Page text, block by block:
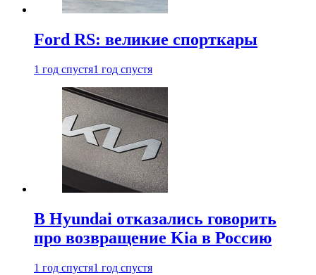
Ford RS: великие спорткары
1 год спустя1 год спустя
В Hyundai отказались говорить
про возвращение Kia в Россию
1 год спустя1 год спустя